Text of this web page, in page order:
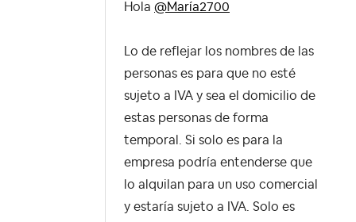
Hola @María2700
Lo de reflejar los nombres de las
personas es para que no esté
sujeto a IVA y sea el domicilio de
estas personas de forma
temporal. Si solo es para la
empresa podría entenderse que
lo alquilan para un uso comercial
y estaría sujeto a IVA. Solo es